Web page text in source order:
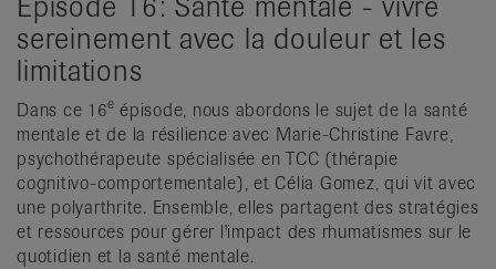
sereinement avec la douleur et les
limitations
Dans ce 16e épisode, nous abordons le sujet de la santé
mentale et de la résilience avec Marie-Christine Favre,
psychothérapeute spécialisée en TCC (thérapie
cognitivo-comportementale), et Célia Gomez, qui vit avec
une polyarthrite. Ensemble, elles partagent des stratégies
et ressources pour gérer l'impact des rhumatismes sur le
quotidien et la santé mentale.